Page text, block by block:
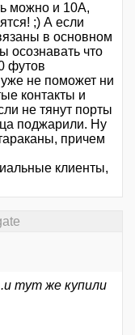
можно и 10А,
;) А если
в основном
осознавать что
футов
не поможет ни
контакты и
не тянут порты
поджарили. Ну
причем
клиенты,
тут же купили